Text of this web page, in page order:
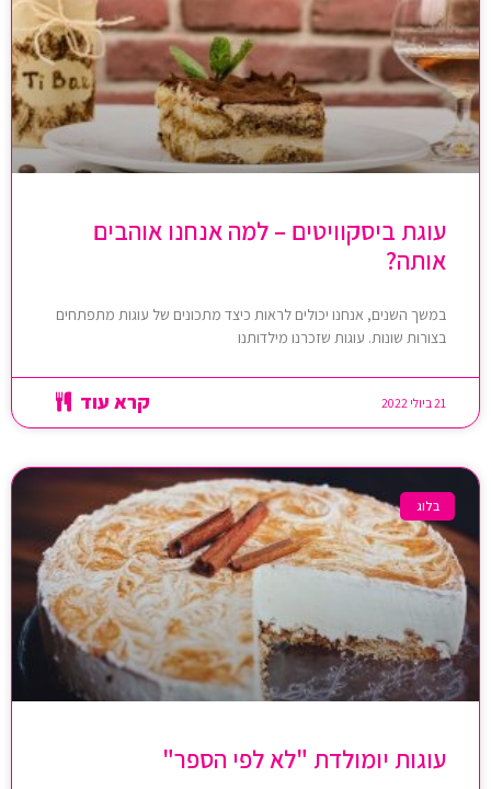
עוגת ביסקוויטים – למה אנחנו אוהבים
אותה?
במשך השנים, אנחנו יכולים לראות כיצד מתכונים של עוגות מתפתחים
בצורות שונות. עוגות שזכרנו מילדותנו
קרא עוד 21 ביולי 2022
בלוג
עוגות יומולדת "לא לפי הספר"